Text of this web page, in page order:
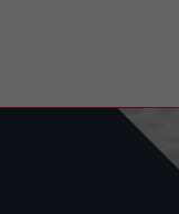
Emplois
Organisation
communale